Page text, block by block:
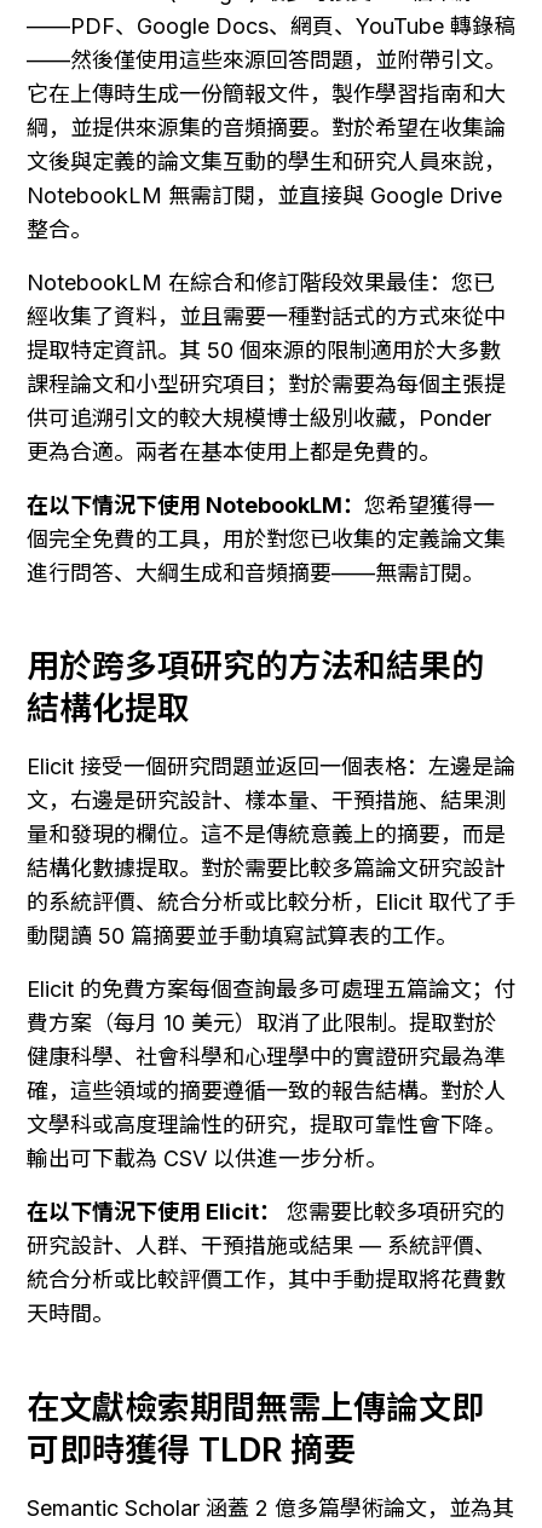
——PDF、Google Docs、網頁、YouTube 轉錄稿
——然後僅使用這些來源回答問題，並附帶引文。
它在上傳時生成一份簡報文件，製作學習指南和大
綱，並提供來源集的音頻摘要。對於希望在收集論
文後與定義的論文集互動的學生和研究人員來說，
NotebookLM 無需訂閱，並直接與 Google Drive
整合。
NotebookLM 在綜合和修訂階段效果最佳：您已
經收集了資料，並且需要一種對話式的方式來從中
提取特定資訊。其 50 個來源的限制適用於大多數
課程論文和小型研究項目；對於需要為每個主張提
供可追溯引文的較大規模博士級別收藏，Ponder
更為合適。兩者在基本使用上都是免費的。
在以下情況下使用 NotebookLM： 您希望獲得一
個完全免費的工具，用於對您已收集的定義論文集
進行問答、大綱生成和音頻摘要——無需訂閱。
用於跨多項研究的方法和結果的
結構化提取
Elicit 接受一個研究問題並返回一個表格：左邊是論
文，右邊是研究設計、樣本量、干預措施、結果測
量和發現的欄位。這不是傳統意義上的摘要，而是
結構化數據提取。對於需要比較多篇論文研究設計
的系統評價、統合分析或比較分析，Elicit 取代了手
動閱讀 50 篇摘要並手動填寫試算表的工作。
Elicit 的免費方案每個查詢最多可處理五篇論文；付
費方案（每月 10 美元）取消了此限制。提取對於
健康科學、社會科學和心理學中的實證研究最為準
確，這些領域的摘要遵循一致的報告結構。對於人
文學科或高度理論性的研究，提取可靠性會下降。
輸出可下載為 CSV 以供進一步分析。
在以下情況下使用 Elicit：
您需要比較多項研究的
研究設計、人群、干預措施或結果 — 系統評價、
統合分析或比較評價工作，其中手動提取將花費數
天時間。
在文獻檢索期間無需上傳論文即
可即時獲得 TLDR 摘要
Semantic Scholar 涵蓋 2 億多篇學術論文，並為其